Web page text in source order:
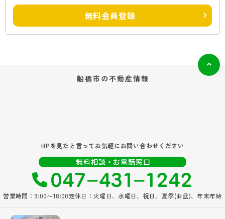
無料会員登録
船橋市の不動産情報
HPを見たと言ってお気軽にお問い合わせください
無料相談・お電話窓口
047‐431‐1242
営業時間：9:00〜18:00定休日：火曜日、水曜日、祝日、夏季(お盆)、年末年始